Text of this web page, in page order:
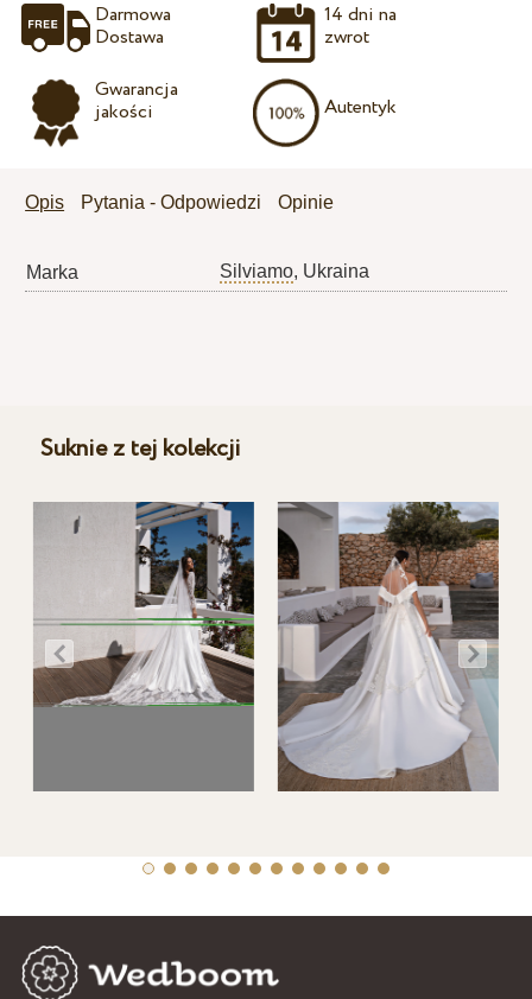
Darmowa
Dostawa
Gwarancja
jakości
14 dni na
zwrot
Autentyk
Opis Pytania - Odpowiedzi Opinie
Marka Silviamo, Ukraina
Suknie z tej kolekcji